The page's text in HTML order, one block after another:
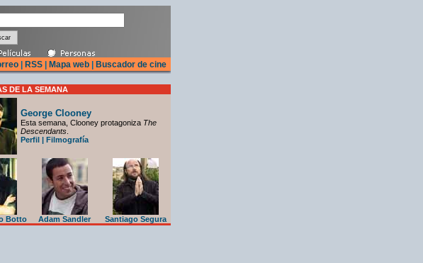
RSS Mapa web Buscador de cine
DE LA SEMANA
George Clooney
Esta semana, Clooney protagoniza The
Descendants
Perfil | Filmografía
Botto Adam Sandler Santiago Segura